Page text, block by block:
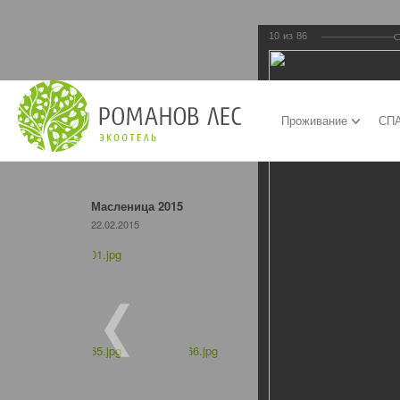
Проживание
Масленица 2015
22.02.2015
10 из 86